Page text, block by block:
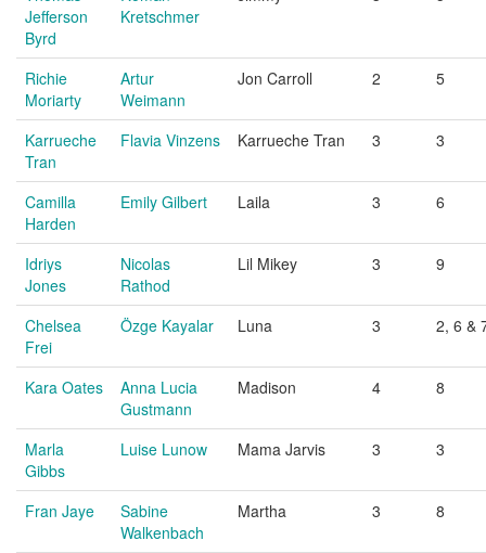
Jefferson
Byrd
Kretschmer
Richie
Moriarty
Artur
Weimann
Jon Carroll 2 5
Karrueche
Tran
Flavia Vinzens Karrueche Tran 3 3
Camilla
Harden
Emily Gilbert Laila 3 6
Idriys
Jones
Nicolas
Rathod
Lil Mikey 3 9
Chelsea
Frei
Özge Kayalar Luna 3 2, 6 &
Kara Oates
Anna Lucia
Gustmann
Madison 4 8
Marla
Gibbs
Luise Lunow Mama Jarvis 3 3
Fran Jaye
Sabine
Walkenbach
Martha 3 8